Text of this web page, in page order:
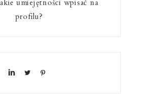
umiejętności wpisać na
profilu?